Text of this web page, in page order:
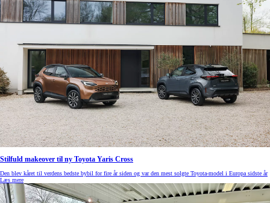
Stilfuld makeover til ny Toyota Yaris Cross
Den blev kåret til verdens bedste bybil for fire år siden og var den mest solgte Toyota-model i Europa sidste år
Læs mere